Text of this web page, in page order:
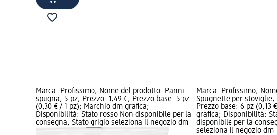
Marca: Profissimo; Nome del prodotto: Panni
spugna, 5 pz; Prezzo: 1,49 €; Prezzo base: 5 pz
(0,30 € / 1 pz); Marchio dm grafica;
Disponibilità: Stato rosso Non disponibile per la
consegna, Stato grigio seleziona il negozio dm
Marca: Profissimo;
Spugnette per stoviglie,
Prezzo base: 6 pz (0,13
grafica; Disponibilità:
disponibile per la
seleziona il negozio dm